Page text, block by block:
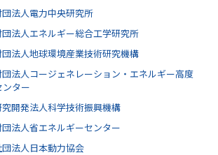
団法人電力中央研究所
団法人エネルギー総合工学研究所
団法人地球環境産業技術研究機構
団法人コージェネレーション・エネルギー高度
ター
開発法人科学技術振興機構
法人省エネルギーセンター
法人日本動力協会